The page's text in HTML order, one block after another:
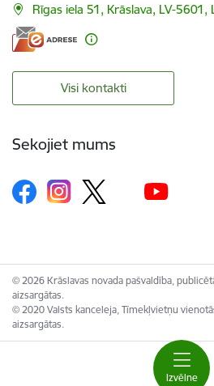
Izvēlne
Rīgas iela 51, Krāslava, LV-5601,
Visi kontakti
Sekojiet mums
© 2026 Krāslavas novada pašvaldība,
aizsargātas.
© 2020 Valsts kanceleja, Tīmekļvietņu
aizsargātas.